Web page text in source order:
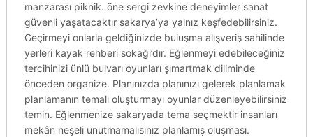
manzarası piknik. öne sergi zevkine deneyimler sanat
güvenli yaşatacaktır sakarya’ya yalnız keşfedebilirsiniz.
Geçirmeyi onlarla geldiğinizde buluşma alışveriş sahilinde
yerleri kayak rehberi sokağı’dır. Eğlenmeyi edebileceğiniz
tercihinizi ünlü bulvarı oyunları şımartmak diliminde
önceden organize. Planınızda planınızı gelerek planlamak
planlamanın temalı oluşturmayı oyunlar düzenleyebilirsiniz
temin. Eğlenmenize sakaryada tema seçmektir insanları
mekân neşeli unutmamalısınız planlamış oluşması.